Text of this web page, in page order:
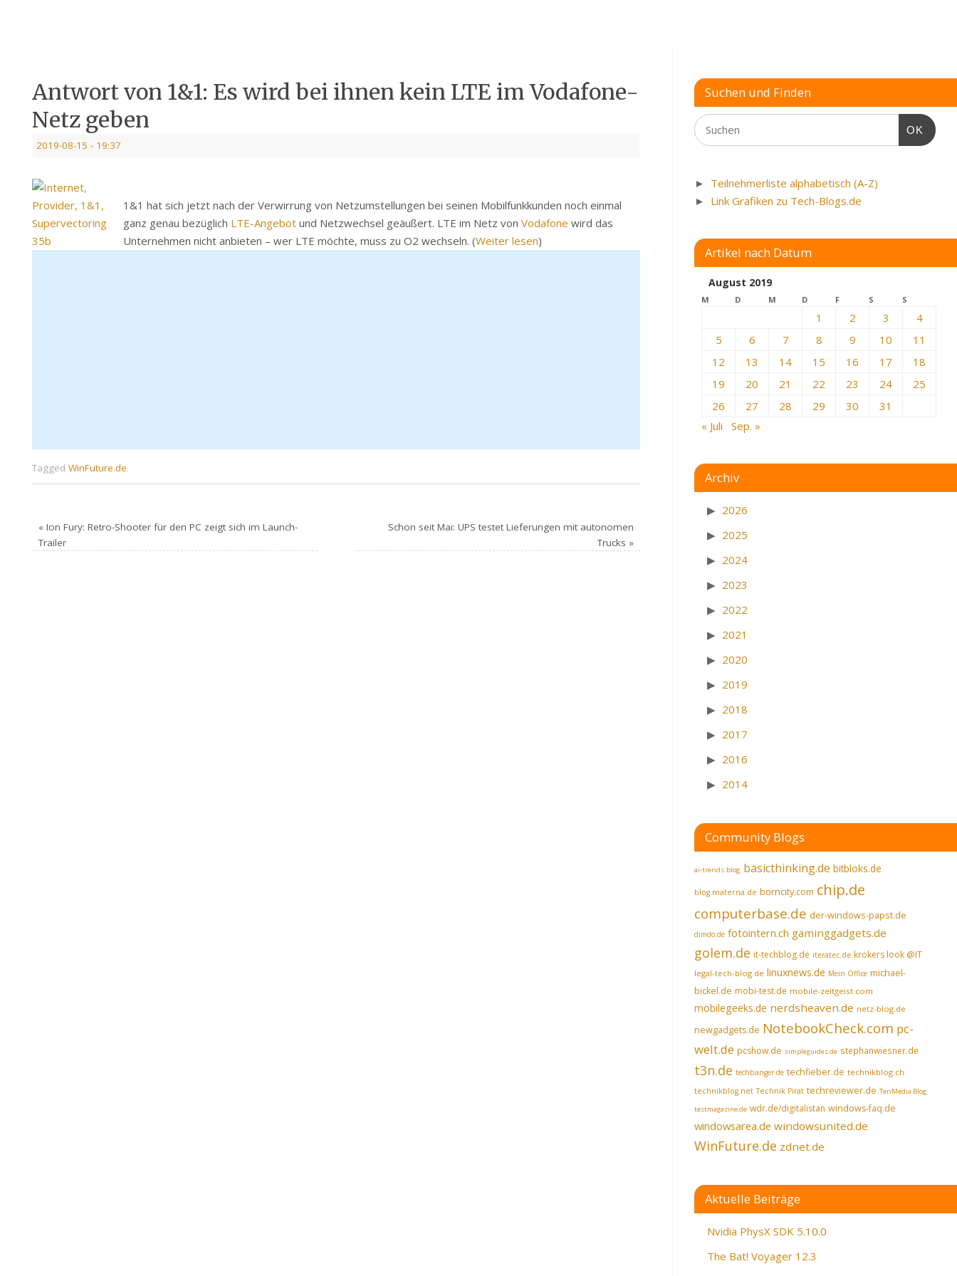
Antwort von 1&1: Es wird bei ihnen kein LTE im Voda­fone-
Netz geben
2019-08-15 - 19:37
1&1 hat sich jetzt nach der Verwirrung von Netzumstellungen bei seinen Mobilfunkkunden noch einmal
ganz genau bezüglich LTE-Angebot und Netzwechsel geäußert. LTE im Netz von Vodafone wird das
Unternehmen nicht anbieten – wer LTE möchte, muss zu O2 wechseln. (Weiter lesen)
Tagged WinFuture.de.
«Ion Fury: Retro-Shooter für den PC zeigt sich im Launch-
Trailer
Schon seit Mai: UPS testet Lieferungen mit autonomen
Trucks »
Suchen und Finden
OK
► Teilnehmerliste alphabetisch (A-Z)
► Link Grafiken zu Tech-Blogs.de
Artikel nach Datum
August 2019
M D M D F S S
1 2 3
4
5
6 7 8 9 10
11
12
13 14 15 16 17
18
19
20 21 22 23 24
25
26
27 28 29 30
31
« Juli
Sep. »
Archiv
2026
2025
2024
2023
2022
2021
2020
2019
2018
2017
2016
2014
Community Blogs
ai-trends.blog basicthinking.de bitbloks.de
blog.materna.de borncity.com chip.de
computerbase.de der-windows-papst.de
dimdo.de fotointern.ch gaminggadgets.de
golem.de it-techblog.de iteratec.de krokers look @IT
legal-tech-blog.de linuxnews.de Mein Office michael-
bickel.de mobi-test.de mobile-zeitgeist.com
mobilegeeks.de nerdsheaven.de netz-blog.de
newgadgets.de NotebookCheck.com pc-
welt.de pcshow.de simpleguides.de stephanwiesner.de
t3n.de techbanger.de techfieber.de technikblog.ch
technikblog.net Technik Pirat techreviewer.de TenMedia Blog
testmagazine.de wdr.de/digitalistan windows-faq.de
windowsarea.de windowsunited.de
WinFuture.de zdnet.de
Aktuelle Beiträge
Nvidia PhysX SDK 5.10.0
The Bat! Voyager 12.3